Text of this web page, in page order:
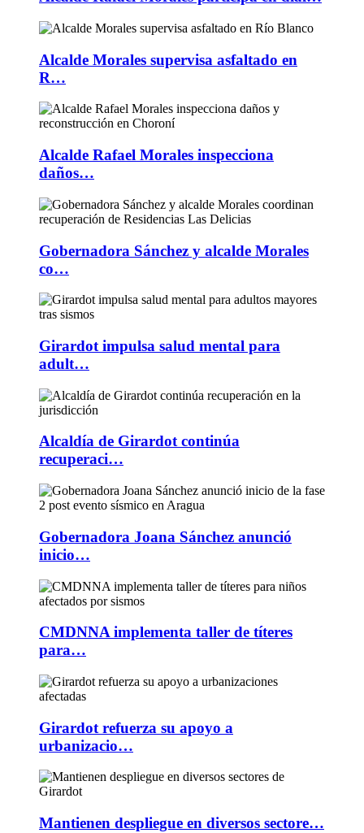
Alcalde Morales supervisa asfaltado en
R…
Alcalde Rafael Morales inspecciona
daños…
Gobernadora Sánchez y alcalde Morales
co…
Girardot impulsa salud mental para
adult…
Alcaldía de Girardot continúa
recuperaci…
Gobernadora Joana Sánchez anunció
inicio…
CMDNNA implementa taller de títeres
para…
Girardot refuerza su apoyo a
urbanizacio…
Mantienen despliegue en diversos sectore…